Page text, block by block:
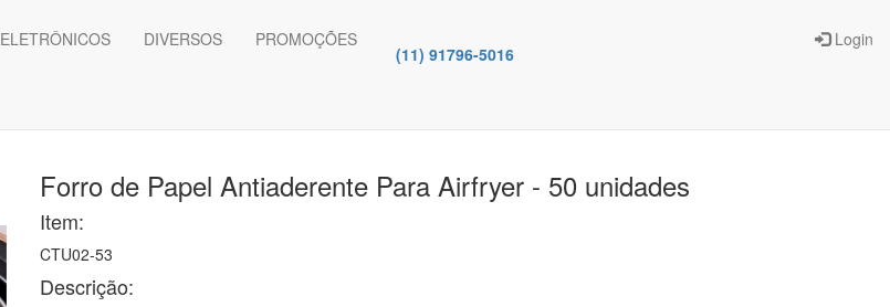
ELETRÔNICOS DIVERSOS PROMOÇÕES
(11) 91796-5016
Login
Forro de Papel Antiaderente Para Airfryer - 50 unidades
Item:
CTU02-53
Descrição: